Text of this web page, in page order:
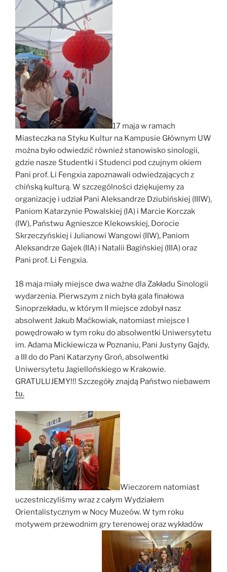
17 maja w ramach
Miasteczka na Styku Kultur na Kampusie Głównym UW
można było odwiedzić również stanowisko sinologii,
gdzie nasze Studentki i Studenci pod czujnym okiem
Pani prof. Li Fengxia zapoznawali odwiedzających z
chińską kulturą. W szczególności dziękujemy za
organizację i udział Pani Aleksandrze Dziubińskiej (IIIW),
Paniom Katarzynie Powalskiej (IA) i Marcie Korczak
(IW), Państwu Agnieszce Klekowskiej, Dorocie
Skrzeczyńskiej i Julianowi Wangowi (IIW), Paniom
Aleksandrze Gajek (IIA) i Natalii Bagińskiej (IIIA) oraz
Pani prof. Li Fengxia.
18 maja miały miejsce dwa ważne dla Zakładu Sinologii
wydarzenia. Pierwszym z nich była gala finałowa
Sinoprzekładu, w którym II miejsce zdobył nasz
absolwent Jakub Maćkowiak, natomiast miejsce I
powędrowało w tym roku do absolwentki Uniwersytetu
im. Adama Mickiewicza w Poznaniu, Pani Justyny Gajdy,
a III do do Pani Katarzyny Groń, absolwentki
Uniwersytetu Jagiellońskiego w Krakowie.
GRATULUJEMY!!! Szczegóły znajdą Państwo niebawem
tu.
Wieczorem natomiast
uczestniczyliśmy wraz z całym Wydziałem
Orientalistycznym w Nocy Muzeów. W tym roku
motywem przewodnim gry terenowej oraz wykładów